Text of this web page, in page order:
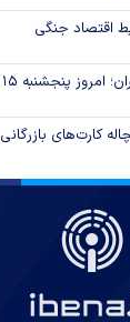
اقتصاد جنگی
پنجشنبه ۱۵ مرداد ۱۴۰۵
کارت‌های بازرگانی